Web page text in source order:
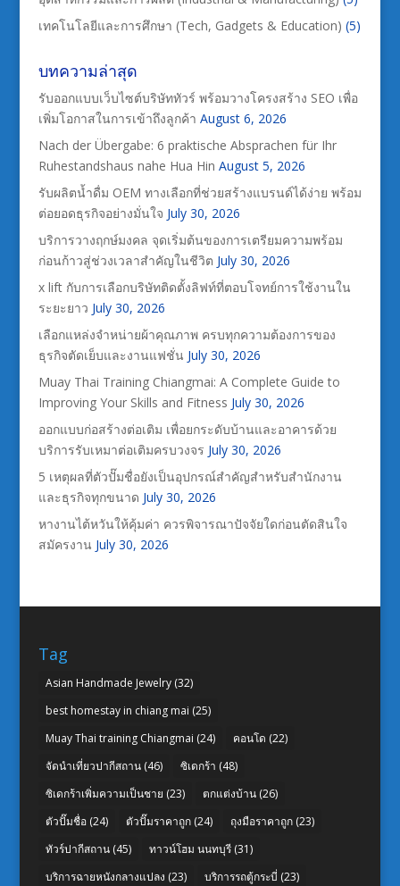
เทคโนโลยีและการศึกษา (Tech, Gadgets & Education) (5)
บทความล่าสุด
รับออกแบบเว็บไซต์บริษัททัวร์ พร้อมวางโครงสร้าง SEO เพื่อ
เพิ่มโอกาสในการเข้าถึงลูกค้า August 6, 2026
Nach der Übergabe: 6 praktische Absprachen für Ihr
Ruhestandshaus nahe Hua Hin August 5, 2026
รับผลิตน้ำดื่ม OEM ทางเลือกที่ช่วยสร้างแบรนด์ได้ง่าย พร้อม
ต่อยอดธุรกิจอย่างมั่นใจ July 30, 2026
บริการวางฤกษ์มงคล จุดเริ่มต้นของการเตรียมความพร้อม
ก่อนก้าวสู่ช่วงเวลาสำคัญในชีวิต July 30, 2026
x lift กับการเลือกบริษัทติดตั้งลิฟท์ที่ตอบโจทย์การใช้งานใน
ระยะยาว July 30, 2026
เลือกแหล่งจำหน่ายผ้าคุณภาพ ครบทุกความต้องการของ
ธุรกิจตัดเย็บและงานแฟชั่น July 30, 2026
Muay Thai Training Chiangmai: A Complete Guide to
Improving Your Skills and Fitness July 30, 2026
ออกแบบก่อสร้างต่อเติม เพื่อยกระดับบ้านและอาคารด้วย
บริการรับเหมาต่อเติมครบวงจร July 30, 2026
5 เหตุผลที่ตัวปั๊มชื่อยังเป็นอุปกรณ์สำคัญสำหรับสำนักงาน
และธุรกิจทุกขนาด July 30, 2026
หางานไต้หวันให้คุ้มค่า ควรพิจารณาปัจจัยใดก่อนตัดสินใจ
สมัครงาน July 30, 2026
Tag
Asian Handmade Jewelry(32)
best homestay in chiang mai (25)
Muay Thai training Chiangmai (24) คอนโด (22)
จัดนำเที่ยวปากีสถาน(46) ซิเดกร้า (48)
ซิเดกร้าเพิ่มความเป็นชาย (23) ตกแต่งบ้าน(26)
ตัวปั๊มชื่อ(24) ตัวปั๊มราคาถูก(24) ถุงมือราคาถูก(23)
ทัวร์ปากีสถาน(45) ทาวน์โฮม นนทบุรี(31)
บริการฉายหนังกลางแปลง (23) บริการรถตู้กระบี่ (23)